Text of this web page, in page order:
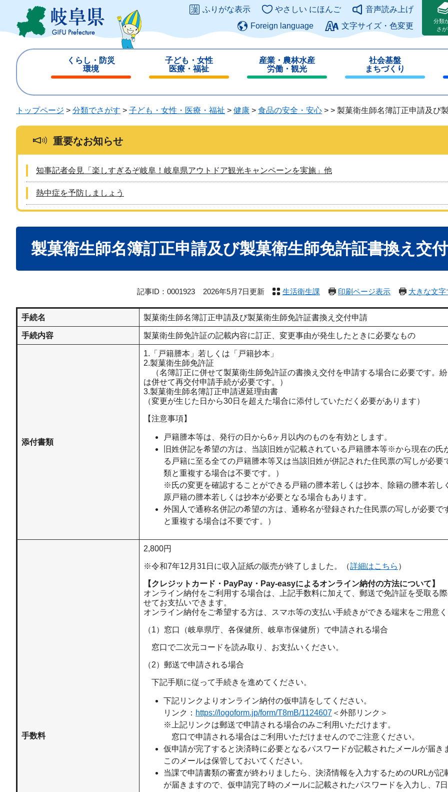
ジ
ュ
このページの本文へ
ふりがな表示 やさしい にほんご
音声読み上げ
Foreign language
文字サイズ・色変更
分類
さ
くらし・防災
環境
じ
子ども・女性
医療・福祉
じ
産業・農林水産
労働・観光
じ
る
社会基盤
まちづくり
じ
る
トップページ > 分類でさがす > 子ども・女性・医療・福祉 > 健康 > 食品の安全・安心 > > 製菓衛生師名簿訂正申請及び
重要なお知らせ
知事記者会見「楽しすぎるぞ岐阜！岐阜県アウトドア観光キャンペーンを実施」他
熱中症を予防しましょう
製菓衛生師名簿訂正申請及び製菓衛生師免許証書換え交
記事ID：0001923 2026年5月7日更新 生活衛生課 印刷ページ表示 大きな文
手続名 製菓衛生師名簿訂正申請及び製菓衛生師免許証書換え交付申請
手続内容 製菓衛生師免許証の記載内容に訂正、変更事由が発生したときに必要なもの
添付書類
1.「戸籍謄本」若しくは「戸籍抄本」
2.製菓衛生師免許証
（名簿訂正に併せて製菓衛生師免許証の書換え交付を申請する場合に必要です。
は併せて再交付申請手続が必要です。）
3.製菓衛生師名簿訂正申請遅延理由書
（変更が生じた日から30日を超えた場合に添付していただく必要があります）
【注意事項】
戸籍謄本等は、発行の日から6ヶ月以内のものを有効とします。
旧姓併記を希望の方は、当該旧姓が記載されている戸籍謄本等※から現在の氏
る戸籍に至る全ての戸籍謄本等又は当該旧姓が併記された住民票の写しが必要
類と重複する場合は不要です。）
※氏の変更を確認することができる戸籍の謄本若しくは抄本、除籍の謄本若し
原戸籍の謄本若しくは抄本が必要となる場合もあります。
外国人で通称名併記の希望の方は、通称名が登録された住民票の写しが必要で
と重複する場合は不要です。）
手数料
2,800円
※令和7年12月31日に収入証紙の販売が終了しました。（詳細はこちら ）
【クレジットカード・PayPay・Pay-easyによるオンライン納付の方法について】
オンライン納付をご利用する場合は、上記手数料に加えて、郵送で免許証を受取る
せてお支払いできます。
オンライン納付をご希望する方は、スマホ等の支払い手続きができる端末をご用意
（1）窓口（岐阜県庁、各保健所、岐阜市保健所）で申請される場合
窓口で二次元コードを読み取り、お支払いください。
（2）郵送で申請される場合
下記手順に従って手続きを進めてください。
下記リンクよりオンライン納付の仮申請をしてください。
リンク： https://logoform.jp/form/T8mB/1124607 ＜外部リンク＞
※上記リンクは郵送で申請される場合のみご利用いただけます。
窓口で申請される場合はご利用いただけませんのでご注意ください。
仮申請が完了すると決済時に必要となるパスワードが記載されたメールが届き
このメールは保管しておいてください。
当課で申請書類の審査が終わりましたら、決済情報を入力するためのURLが記
が届きますので、仮申請完了時のメールに記載されたパスワードを入力し、7